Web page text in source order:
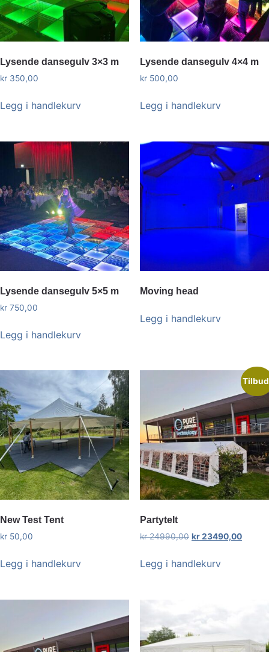
Lysende dansegulv 3×3 m
kr 350,00
Legg i handlekurv
Lysende dansegulv 4×4 m
kr500,00
Legg i handlekurv
Lysende dansegulv 5×5 m
kr 750,00
Legg i handlekurv
Moving head
Legg i handlekurv
New Test Tent
kr 50,00
Legg i handlekurv
Partytelt
kr24990,00 kr23490,00
Legg i handlekurv